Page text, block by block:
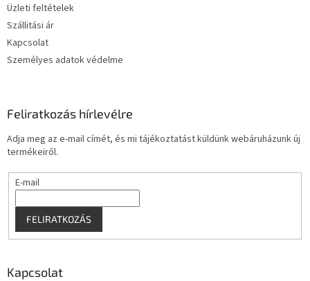
Üzleti feltételek
Szállitási ár
Kapcsolat
Személyes adatok védelme
Feliratkozás hírlevélre
Adja meg az e-mail címét, és mi tájékoztatást küldünk webáruházunk új
termékeiről.
E-mail
FELIRATKOZÁS
Kapcsolat